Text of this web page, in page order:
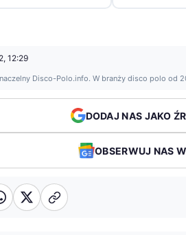
12:29
Disco-Polo.info. W branży disco polo od
DODAJ NAS JAKO
OBSERWUJ NAS